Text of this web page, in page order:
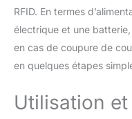
RFID. En termes
électrique et une
en cas de coupure de
en quelques étapes
Utilisation